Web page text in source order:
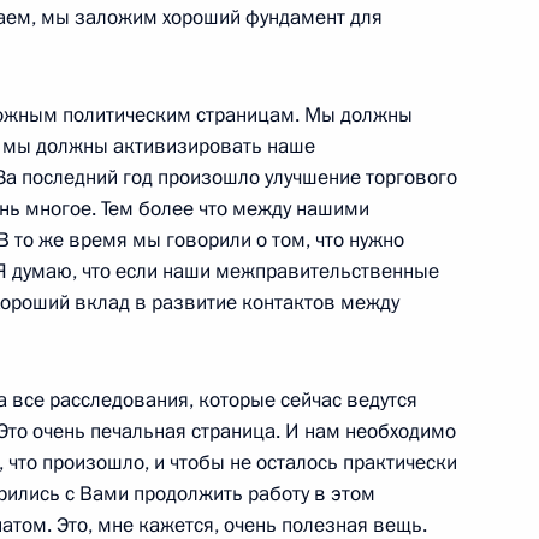
органа Таможенного
мы заложим хороший фундамент для
политическим страницам. Мы должны
должны активизировать наше
последний год произошло улучшение торгового
многое. Тем более что между нашими
то же время мы говорили о том, что нужно
думаю, что если наши межправительственные
вклад в развитие контактов между
расследования, которые сейчас ведутся
очень печальная страница. И нам необходимо
произошло, и чтобы не осталось практически
с Вами продолжить работу в этом
Это, мне кажется, очень полезная вещь.